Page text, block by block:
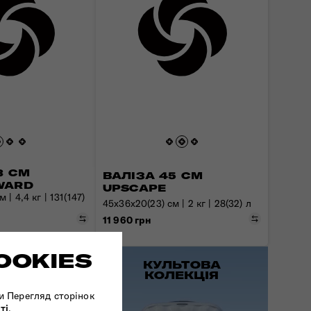
сторінок
.
СМ
Порівняти
| 4,4 кг | 131(147)
ВАЛІЗА 45 СМ
UPSCAPE
45x36x20(23) см | 2 кг | 28(32) л
11 960 грн
КУЛЬТОВА
КОЛЕКЦІЯ